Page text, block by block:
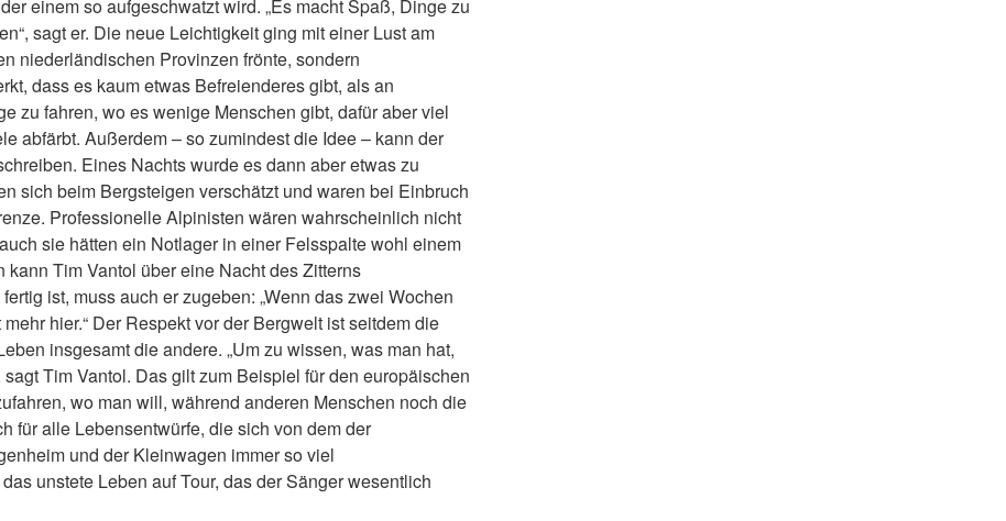
einem so aufgeschwatzt wird. „Es macht Spaß, Dinge zu
sagt er. Die neue Leichtigkeit ging mit einer Lust am
niederländischen Provinzen frönte, sondern
dass es kaum etwas Befreienderes gibt, als an
zu fahren, wo es wenige Menschen gibt, dafür aber viel
abfärbt. Außerdem – so zumindest die Idee – kann der
Eines Nachts wurde es dann aber etwas zu
sich beim Bergsteigen verschätzt und waren bei Einbruch
Professionelle Alpinisten wären wahrscheinlich nicht
sie hätten ein Notlager in einer Felsspalte wohl einem
Tim Vantol über eine Nacht des Zitterns
ist, muss auch er zugeben: „Wenn das zwei Wochen
hier.“ Der Respekt vor der Bergwelt ist seitdem die
insgesamt die andere. „Um zu wissen, was man hat,
Tim Vantol. Das gilt zum Beispiel für den europäischen
wo man will, während anderen Menschen noch die
für alle Lebensentwürfe, die sich von dem der
und der Kleinwagen immer so viel
unstete Leben auf Tour, das der Sänger wesentlich